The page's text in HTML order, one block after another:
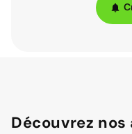
Découvrez